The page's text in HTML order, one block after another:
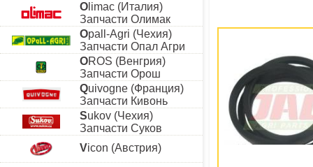
O limac (Италия)
Запчасти Олимак
Opall-Agri (Чехия)
Запчасти Опал Агри
OROS (Венгрия)
Запчасти Орош
Quivogne (Франция)
Запчасти Кивонь
Sukov (Чехия)
Запчасти Суков
Vicon (Австрия)